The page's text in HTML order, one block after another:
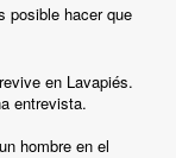
posible hacer que
en Lavapiés.
entrevista.
hombre en el